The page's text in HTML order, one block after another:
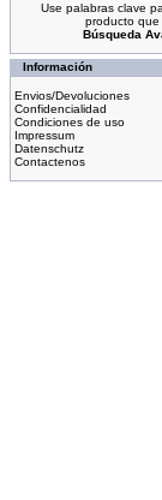
Use palabras clave
producto que
Búsqueda
Información
Envios/Devoluciones
Confidencialidad
Condiciones de uso
Impressum
Datenschutz
Contactenos